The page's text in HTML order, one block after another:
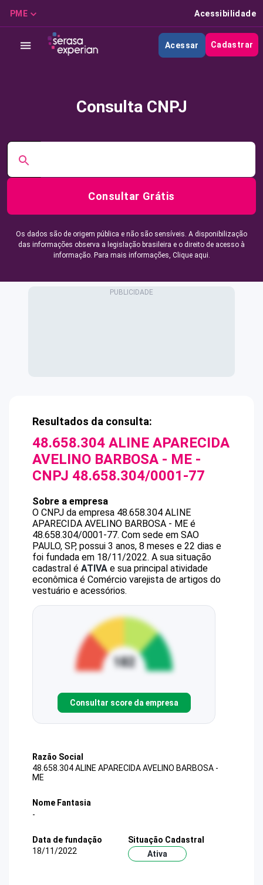
PME Acessibilidade
Acessar Cadastrar
Consulta CNPJ
Consultar Grátis
Os dados são de origem pública e não são sensíveis. A disponibilização
das informações observa a legislação brasileira e o direito de acesso à
informação. Para mais informações, Clique aqui.
Resultados da consulta:
48.658.304 ALINE APARECIDA
AVELINO BARBOSA - ME -
CNPJ 48.658.304/0001-77
Sobre a empresa
O CNPJ da empresa 48.658.304 ALINE
APARECIDA AVELINO BARBOSA - ME é
48.658.304/0001-77. Com sede em SAO
PAULO, SP, possui 3 anos, 8 meses e 22 dias e
foi fundada em 18/11/2022. A sua situação
cadastral é ATIVA e sua principal atividade
econômica é Comércio varejista de artigos do
vestuário e acessórios.
Consultar score da empresa
Razão Social
48.658.304 ALINE APARECIDA AVELINO BARBOSA -
ME
Nome Fantasia
-
Data de fundação
18/11/2022
Situação Cadastral
Ativa